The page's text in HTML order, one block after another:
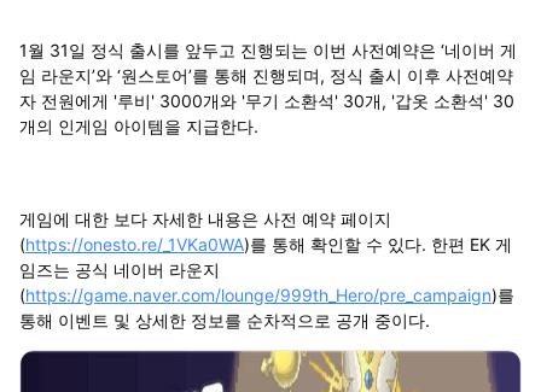
1월 31일 정식 출시를 앞두고 진행되는 이번 사전예약은 ‘네이버 게
임 라운지’와 ‘원스토어’를 통해 진행되며, 정식 출시 이후 사전예약
자 전원에게 '루비' 3000개와 '무기 소환석' 30개, '갑옷 소환석' 30
개의 인게임 아이템을 지급한다.
게임에 대한 보다 자세한 내용은 사전 예약 페이지
(https://onesto.re/_1VKa0WA)를 통해 확인할 수 있다. 한편 EK 게
임즈는 공식 네이버 라운지
(https://game.naver.com/lounge/999th_Hero/pre_campaign)를
통해 이벤트 및 상세한 정보를 순차적으로 공개 중이다.